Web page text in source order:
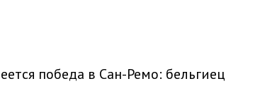
победа в Сан-Ремо: бельгиец